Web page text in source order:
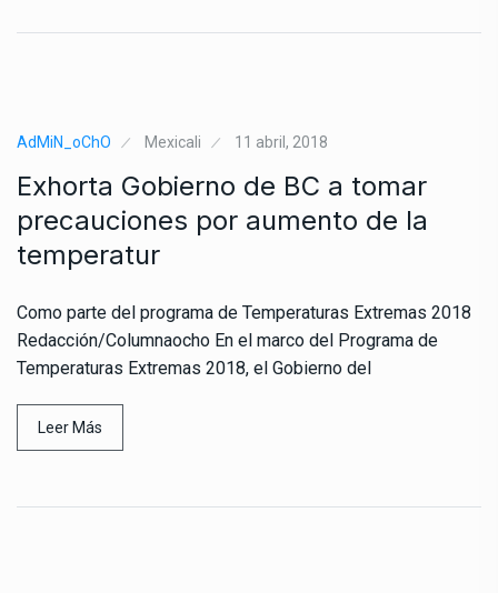
AdMiN_oChO Mexicali 11 abril, 2018
Exhorta Gobierno de BC a tomar
precauciones por aumento de la
temperatur
Como parte del programa de Temperaturas Extremas 2018
Redacción/Columnaocho En el marco del Programa de
Temperaturas Extremas 2018, el Gobierno del
Leer Más